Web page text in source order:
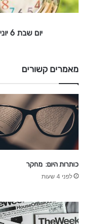
שו
6
-
ד
ו
ת
כ
יום שבת 6 יוני 2026 - כל חדשות הכלכלה
מאמרים קשורים
כותרות היום: מחקר
לפני 4 שעות